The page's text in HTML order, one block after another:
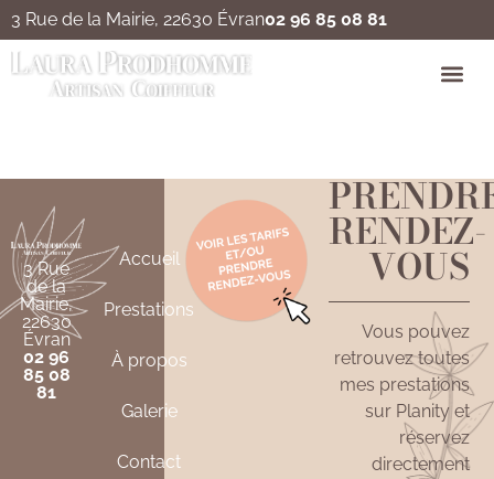
3 Rue de la Mairie, 22630 Évran02 96 85 08 81
Chignon
3 Rue
de la
Mairie,
22630
Évran
02 96
85 08
81
Accueil
Prestations
À propos
Galerie
Contact
RENDEZ-
VOUS
Vous pouvez
retrouvez toutes
mes prestations
sur Planity et
réservez
directement